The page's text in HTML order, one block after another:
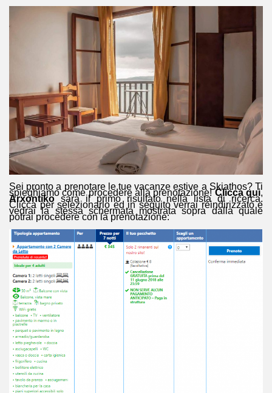
Sei pronto a prenotare le tue vacanze estive a Skiathos? Ti
spieghiamo come procedere alla prenotazione!Clicca qui,
Arxontiko sarà il primo risultato nella lista di ricerca.
Clicca per selezionarlo ed in seguito verrai reindirizzato e
vedrai la stessa schermata mostrata sopra dalla quale
potrai procedere con la prenotazione: